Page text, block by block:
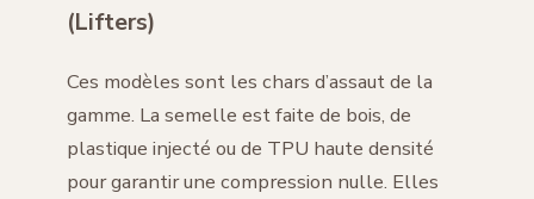
(Lifters)
Ces modèles sont les chars d’assaut de la
gamme. La semelle est faite de bois, de
plastique injecté ou de TPU haute densité
pour garantir une compression nulle. Elles